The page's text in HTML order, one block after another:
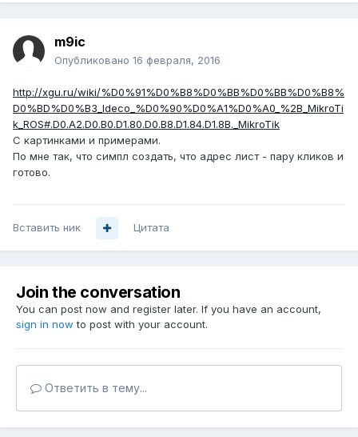
m9ic
Опубликовано 16 февраля, 2016
http://xgu.ru/wiki/%D0%91%D0%B8%D0%BB%D0%BB%D0%B8%
D0%BD%D0%B3_Ideco_%D0%90%D0%A1%D0%A0_%2B_MikroTi
k_ROS#.D0.A2.D0.B0.D1.80.D0.B8.D1.84.D1.8B._MikroTik
С картинками и примерами.
По мне так, что симпл создать, что адрес лист - пару кликов и
готово.
Вставить ник Цитата
Join the conversation
You can post now and register later. If you have an account,
sign in now to post with your account.
Ответить в тему...